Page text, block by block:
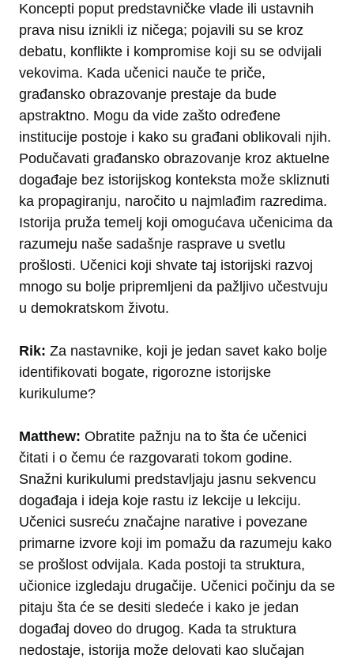
Koncepti poput predstavničke vlade ili ustavnih
prava nisu iznikli iz ničega; pojavili su se kroz
debatu, konflikte i kompromise koji su se odvijali
vekovima. Kada učenici nauče te priče,
građansko obrazovanje prestaje da bude
apstraktno. Mogu da vide zašto određene
institucije postoje i kako su građani oblikovali njih.
Podučavati građansko obrazovanje kroz aktuelne
događaje bez istorijskog konteksta može skliznuti
ka propagiranju, naročito u najmlađim razredima.
Istorija pruža temelj koji omogućava učenicima da
razumeju naše sadašnje rasprave u svetlu
prošlosti. Učenici koji shvate taj istorijski razvoj
mnogo su bolje pripremljeni da pažljivo učestvuju
u demokratskom životu.
Rik: Za nastavnike, koji je jedan savet kako bolje
identifikovati bogate, rigorozne istorijske
kurikulume?
Matthew: Obratite pažnju na to šta će učenici
čitati i o čemu će razgovarati tokom godine.
Snažni kurikulumi predstavljaju jasnu sekvencu
događaja i ideja koje rastu iz lekcije u lekciju.
Učenici susreću značajne narative i povezane
primarne izvore koji im pomažu da razumeju kako
se prošlost odvijala. Kada postoji ta struktura,
učionice izgledaju drugačije. Učenici počinju da se
pitaju šta će se desiti sledeće i kako je jedan
događaj doveo do drugog. Kada ta struktura
nedostaje, istorija može delovati kao slučajan